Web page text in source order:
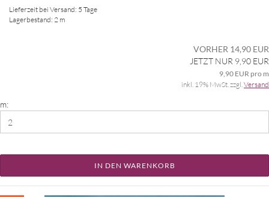
Lieferzeit bei Versand: 5 Tage
Lagerbestand: 2 m
VORHER 14,90 EUR
JETZT NUR 9,90 EUR
9,90 EUR pro m
inkl. 19% MwSt. zzgl.Versand
m:
IN DEN WARENKORB